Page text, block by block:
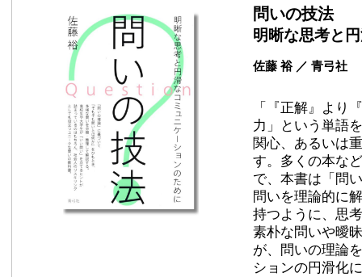
問いの技法
明晰な思考と
佐藤 裕 ／ 青弓社
「『正解』より
力」という単語
関心、あるいは
す。多くの本な
で、本書は「問
問いを理論的に
持つように、思
素朴な問いや曖
が、問いの理論
ションの円滑化